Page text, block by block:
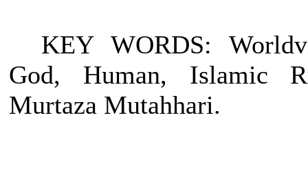
KEY WORDS:
God, Human, Islamic
Murtaza Mutahhari.